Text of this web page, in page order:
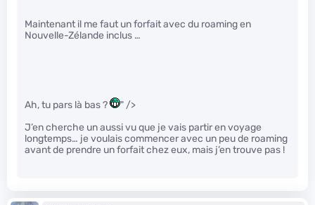
Maintenant il me faut un forfait avec du roaming en
Nouvelle-Zélande inclus …
Ah, tu pars là bas ?
" />
J’en cherche un aussi vu que je vais partir en voyage
longtemps… je voulais commencer avec un peu de roaming
avant de prendre un forfait chez eux, mais j’en trouve pas !